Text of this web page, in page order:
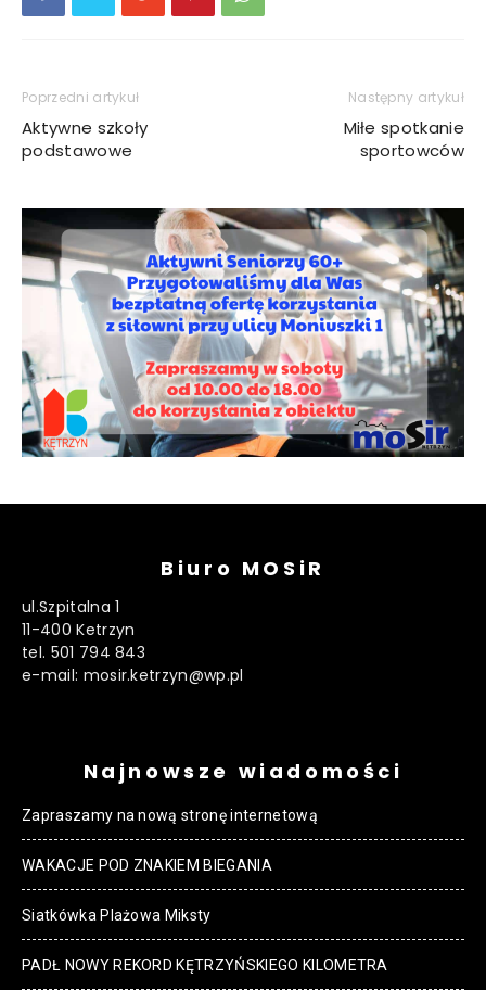
Poprzedni artykuł
Aktywne szkoły
podstawowe
Następny artykuł
Miłe spotkanie
sportowców
Biuro MOSiR
ul.Szpitalna 1
11-400 Ketrzyn
tel. 501 794 843
e-mail: mosir.ketrzyn@wp.pl
Najnowsze wiadomości
Zapraszamy na nową stronę internetową
WAKACJE POD ZNAKIEM BIEGANIA
Siatkówka Plażowa Miksty
PADŁ NOWY REKORD KĘTRZYŃSKIEGO KILOMETRA